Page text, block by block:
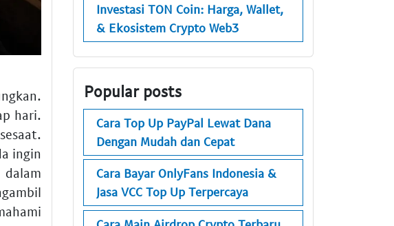
hari.
ingin
dalam
Investasi TON Coin: Harga, Wallet,
& Ekosistem Crypto Web3
Popular posts
Cara Top Up PayPal Lewat Dana
Dengan Mudah dan Cepat
Cara Bayar OnlyFans Indonesia &
Jasa VCC Top Up Terpercaya